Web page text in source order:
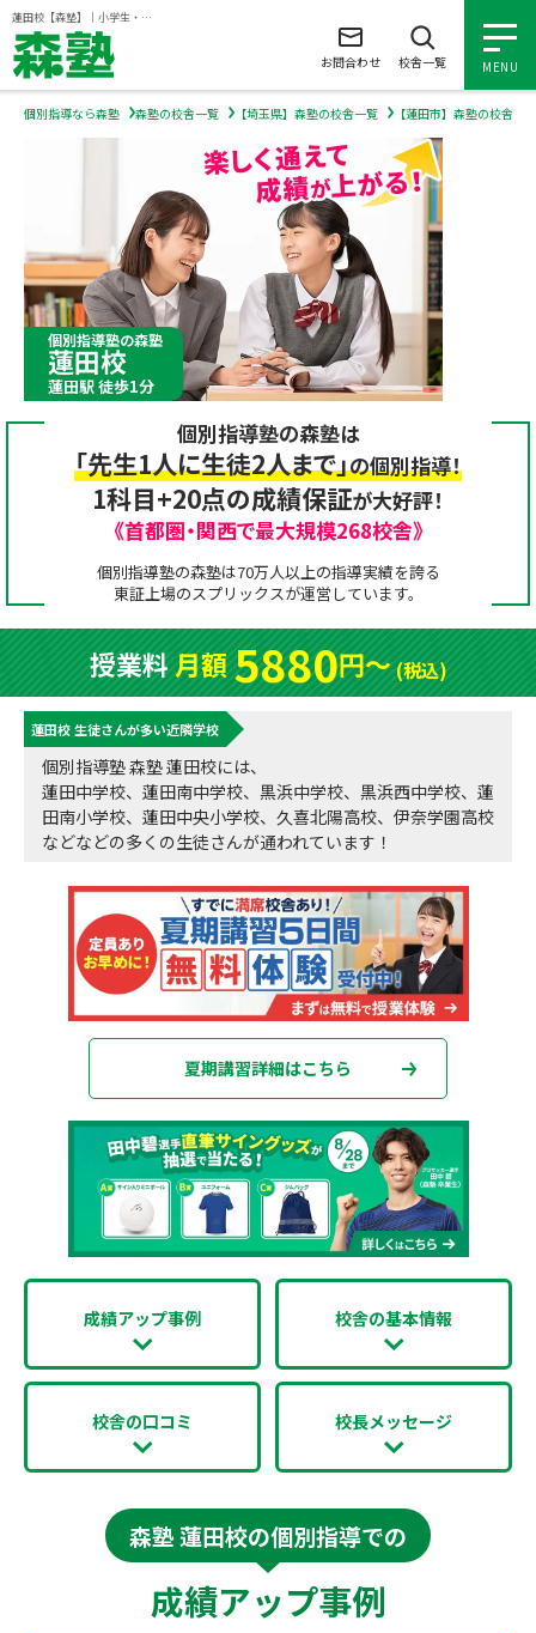
蓮田校【森塾】｜小学生・中学生・高校生の個別指導塾・学習塾
MENU
小学生の個別指導
中学生の個別指導
高校生の個別指導
森塾を知る
森塾を知る トップ
森塾の想い
成績アップをかなえる！森塾メソッド
森塾の授業料について
子と親のお悩み別！なぜ？どうして？森塾！
数字でなるほど！森塾
動画でわかる！森塾
入塾について
入塾について トップ
塾の選び方
入塾までの流れ
無料体験授業について
森塾のお得なキャンペーン・割引制度
よくあるご質問
お電話はこちら
0120-602-607
授業料等お問合わせはこちら
校舎一覧
お問合わせ 校舎一覧
個別指導なら森塾 森塾の校舎一覧 【埼玉県】森塾の校舎一覧 【蓮田市】森塾の校舎一覧
個別指導塾の森塾
蓮田校
蓮田駅 徒歩1分
個別指導塾の森塾は
「先生1人に生徒2人まで」の個別指導！
1科目+20点の成績保証が大好評！
《首都圏・関西で最大規模268校舎》
個別指導塾の森塾は70万人以上の指導実績を誇る
東証上場のスプリックスが運営しています。
授業料月額5880円〜(税込)
蓮田校 生徒さんが多い近隣学校
個別指導塾 森塾 蓮田校には、
蓮田中学校、蓮田南中学校、黒浜中学校、黒浜西中学校、蓮
田南小学校、蓮田中央小学校、久喜北陽高校、伊奈学園高校
などなどの多くの生徒さんが通われています！
夏期講習詳細はこちら
成績アップ事例 校舎の基本情報
校舎の口コミ 校長メッセージ
森塾 蓮田校の個別指導での
成績アップ事例